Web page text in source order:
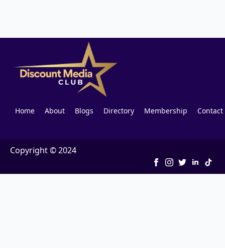
Home About Blogs Directory Membership Contact
Copyright © 2024